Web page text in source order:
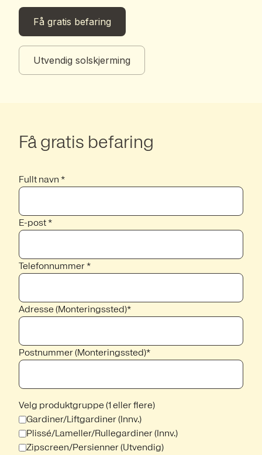
Få gratis befaring
Utvendig solskjerming
Få gratis befaring
Fullt navn *
E-post *
Telefonnummer *
Adresse (Monteringssted)*
Postnummer (Monteringssted)*
Velg produktgruppe (1 eller flere)
Gardiner/Liftgardiner (Innv.)
Plissé/Lameller/Rullegardiner (Innv.)
Zipscreen/Persienner (Utvendig)